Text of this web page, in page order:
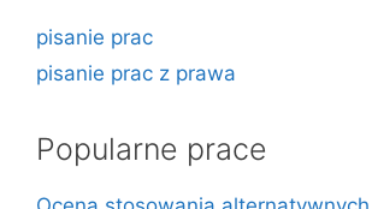
pisanie prac
pisanie prac z prawa
Popularne prace